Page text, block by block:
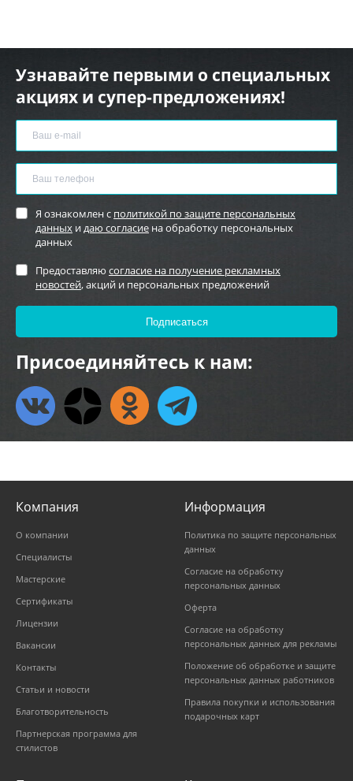
Узнавайте первыми о специальных
акциях и супер-предложениях!
Я ознакомлен с политикой по защите персональных
данных и даю согласие на обработку персональных
данных
Предоставляю согласие на получение рекламных
новостей, акций и персональных предложений
Присоединяйтесь к нам:
Компания
О компании
Специалисты
Мастерские
Сертификаты
Лицензии
Вакансии
Контакты
Статьи и новости
Благотворительность
Партнерская программа для
стилистов
Информация
Политика по защите персональных
данных
Согласие на обработку
персональных данных
Оферта
Согласие на обработку
персональных данных для рекламы
Положение об обработке и защите
персональных данных работников
Правила покупки и использования
подарочных карт